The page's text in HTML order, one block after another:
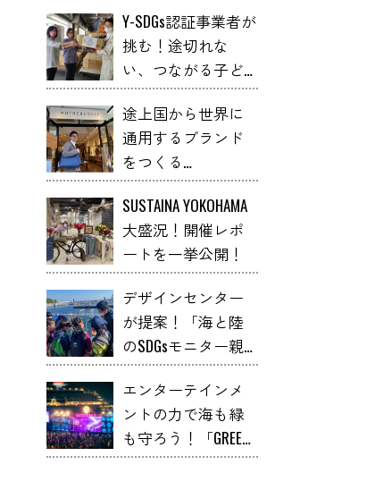
プサイクルしまし
た！
Y-SDGs認証事業者が
挑む！途切れな
い、つながる子ど
も支援とは
途上国から世界に
通用するブランド
をつくる
「MOTHERHOUSE」
SUSTAINA YOKOHAMA
大盛況！開催レポ
ートを一挙公開！
デザインセンター
が提案！「海と陸
のSDGsモニター親
子ツアー」に息子
と行ってみたら意
外とツボった件
エンターテインメ
ントの力で海も緑
も守ろう！「GREEN
ROOM」の挑戦！